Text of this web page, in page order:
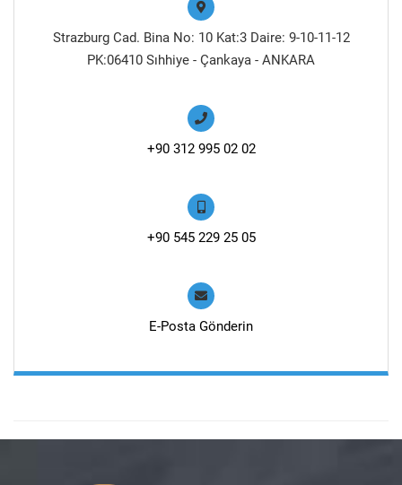
Strazburg Cad. Bina No: 10 Kat:3 Daire: 9-10-11-12
PK:06410 Sıhhiye - Çankaya - ANKARA
+90 312 995 02 02
+90 545 229 25 05
E-Posta Gönderin